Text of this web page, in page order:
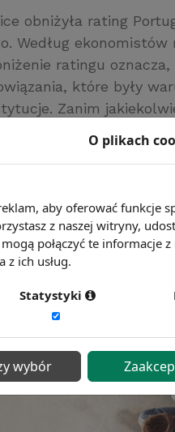
obniżyła rating
Według ekonomistów
ratingu oznacza,
które były
Zanim
publicznych
O plikach
aby oferować funkcje
z naszej witryny,
połączyć te informacje
z ich usług.
Statystyki
wybór